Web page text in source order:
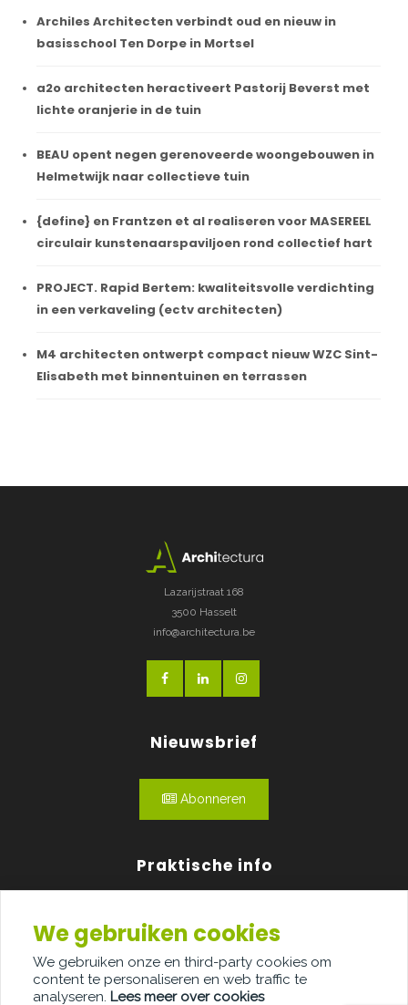
Archiles Architecten verbindt oud en nieuw in
basisschool Ten Dorpe in Mortsel
a2o architecten heractiveert Pastorij Beverst met
lichte oranjerie in de tuin
BEAU opent negen gerenoveerde woongebouwen in
Helmetwijk naar collectieve tuin
{define} en Frantzen et al realiseren voor MASEREEL
circulair kunstenaarspaviljoen rond collectief hart
PROJECT. Rapid Bertem: kwaliteitsvolle verdichting
in een verkaveling (ectv architecten)
M4 architecten ontwerpt compact nieuw WZC Sint-
Elisabeth met binnentuinen en terrassen
Lazarijstraat 168
3500 Hasselt
info@architectura.be
Nieuwsbrief
Abonneren
Praktische info
Over ons
Adverteren
We gebruiken cookies
We gebruiken onze en third-party cookies om
content te personaliseren en web traffic te
analyseren. Lees meer over cookies